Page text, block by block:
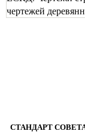
чертежей
СТАНДАРТ